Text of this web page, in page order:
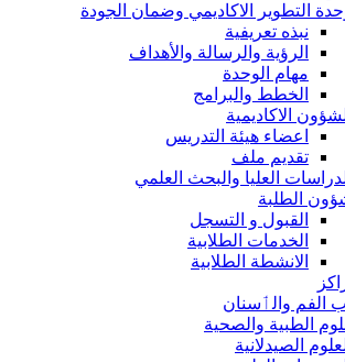
التطوير الاكاديمي وضمان الجودة
نبذه تعريفية
الرؤية والرسالة والأهداف
مهام الوحدة
الخطط والبرامج
الاكاديمية
اعضاء هيئة التدريس
تقديم ملف
العليا والبحث العلمي
الطلبة
القبول و التسجل
الخدمات الطلابية
الانشطة الطلابية
الفم والٲسنان
الطبية والصحية
الصيدلانية